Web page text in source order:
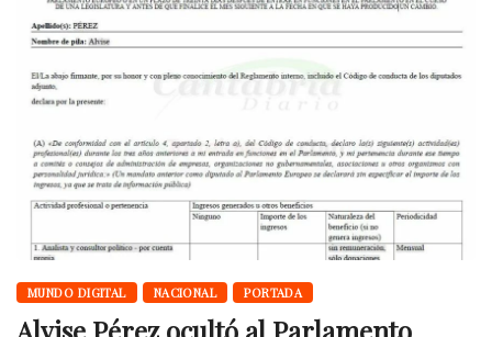
MUNDO DIGITAL NACIONAL PORTADA